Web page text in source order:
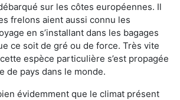
sur les côtes européennes. Il
frelons aient aussi connu les
en s’installant dans les bagages
ce soit de gré ou de force. Très vite
espèce particulière s’est propagée
de pays dans le monde.
évidemment que le climat présent